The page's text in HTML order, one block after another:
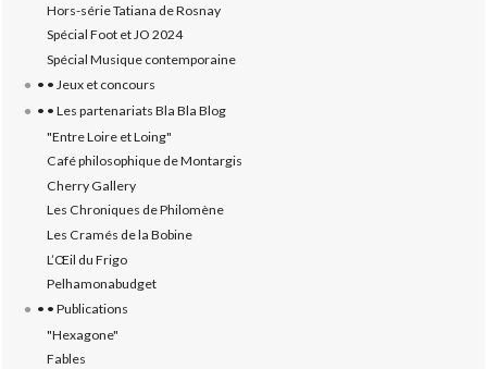
Hors-série Tatiana de Rosnay
Spécial Foot et JO 2024
Spécial Musique contemporaine
• • Jeux et concours
• • Les partenariats Bla Bla Blog
"Entre Loire et Loing"
Café philosophique de Montargis
Cherry Gallery
Les Chroniques de Philomène
Les Cramés de la Bobine
L’‎Œil du Frigo
Pelhamonabudget
• • Publications
"Hexagone"
Fables